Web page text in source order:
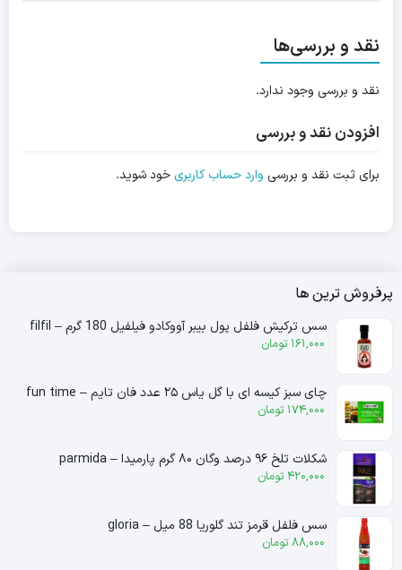
نقد و بررسی‌ها
نقد و بررسی وجود ندارد.
افزودن نقد و بررسی
برای ثبت نقد و بررسی وارد حساب کاربریخود شوید.
پرفروش ترین ها
سس ترکیش فلفل پول بیبر آووکادو فیلفیل 180 گرم – filfil
161,000 تومان
چای سبز کیسه ای با گل یاس ۲۵ عدد فان تایم – fun time
174,000 تومان
شکلات تلخ ۹۶ درصد وگان ۸۰ گرم پارمیدا – parmida
420,000 تومان
سس فلفل قرمز تند گلوریا 88 میل – gloria
88,000 تومان